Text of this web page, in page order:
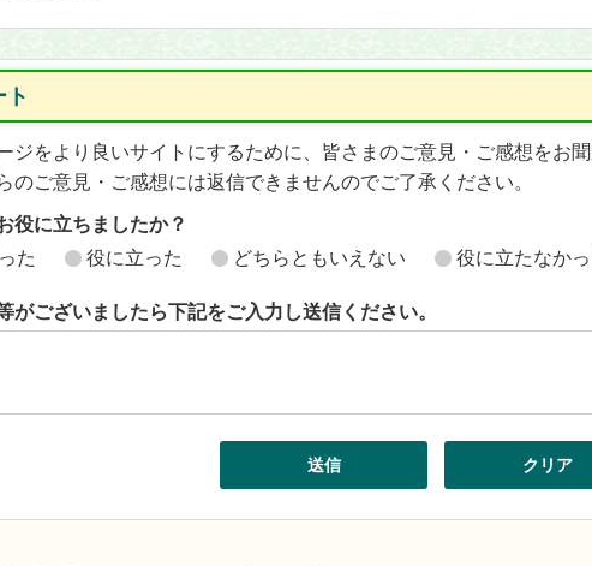
ト
ジをより良いサイトにするために、皆さまのご意見・ご感想をお聞
のご意見・ご感想には返信できませんのでご了承ください。
役に立ちましたか？
た
役に立った どちらともいえない 役に立たなか
がございましたら下記をご入力し送信ください。